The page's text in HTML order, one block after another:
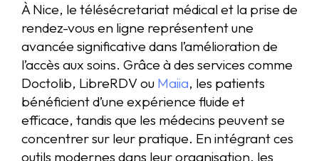
À Nice, le télésécretariat médical et la prise de
rendez-vous en ligne représentent une
avancée significative dans l’amélioration de
l’accès aux soins. Grâce à des services comme
Doctolib, LibreRDV ou Maiia, les patients
bénéficient d’une expérience fluide et
efficace, tandis que les médecins peuvent se
concentrer sur leur pratique. En intégrant ces
outils modernes dans leur organisation, les